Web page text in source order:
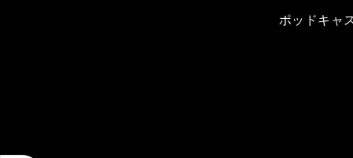
ポッドキャ